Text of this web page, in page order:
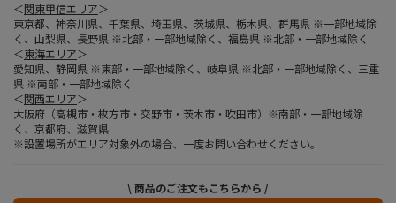
＜関東甲信エリア＞
東京都、神奈川県、千葉県、埼玉県、茨城県、栃木県、群馬県 ※一部地域除
く、山梨県、長野県 ※北部・一部地域除く、福島県 ※北部・一部地域除く
＜東海エリア＞
愛知県、静岡県 ※東部・一部地域除く、岐阜県 ※北部・一部地域除く、三重
県 ※南部・一部地域除く
＜関西エリア＞
大阪府（高槻市・枚方市・交野市・茨木市・吹田市）※南部・一部地域除
く、京都府、滋賀県
※設置場所がエリア対象外の場合、一度お問い合わせください。
\ 商品のご注文もこちらから /